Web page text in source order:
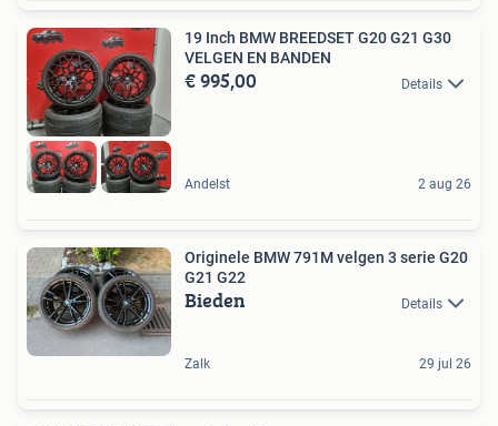
19 Inch BMW BREEDSET G20 G21 G30
VELGEN EN BANDEN
€ 995,00 Details
Andelst 2 aug 26
Originele BMW 791M velgen 3 serie G20
G21 G22
Bieden Details
Zalk 29 jul 26